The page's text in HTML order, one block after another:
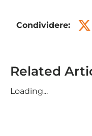
Condividere:
Related
Loading...